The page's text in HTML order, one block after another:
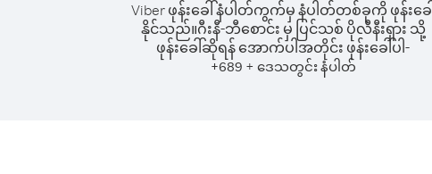
Viber ဖုန်းခေါ်နံပါတ်ကွက်မှ နံပါတ်တစ်ခုကို ဖုန်းခေါ်
နိုင်သည်။ဂီးနီ-ဘီစောင်း မှ ပြင်သစ် ပိုလီနီးရှား သို့
ဖုန်းခေါ်ဆိုရန် အောက်ပါအတိုင်း ဖုန်းခေါ်ပါ-
+689 + ဒေသတွင်း နံပါတ်